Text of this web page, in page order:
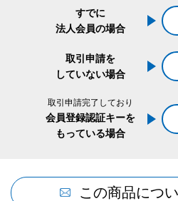
すでに
法人会員の場合
取引申請を
していない場合
取引申請完了しており
会員登録認証キーを
もっている場合
この商品につ